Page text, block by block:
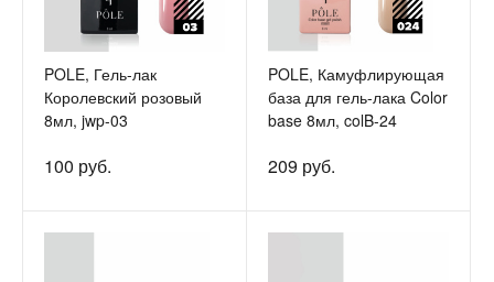
POLE, Гель-лак
Королевский розовый
8мл, jwp-03
100 руб.
POLE, Камуфлирующая
база для гель-лака Color
base 8мл, colB-24
209 руб.